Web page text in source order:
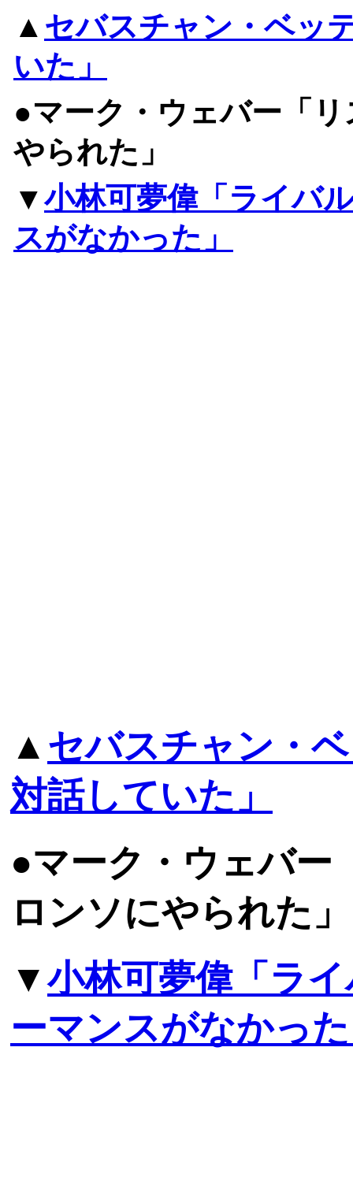
▲ セバスチャン・ベッ
いた」
●マーク・ウェバー「
やられた」
▼小林可夢偉「ライバ
スがなかった」
▲ セバスチャン・
対話していた」
●マーク・ウェバー
ロンソにやられた」
▼小林可夢偉「ラ
ーマンスがなかっ